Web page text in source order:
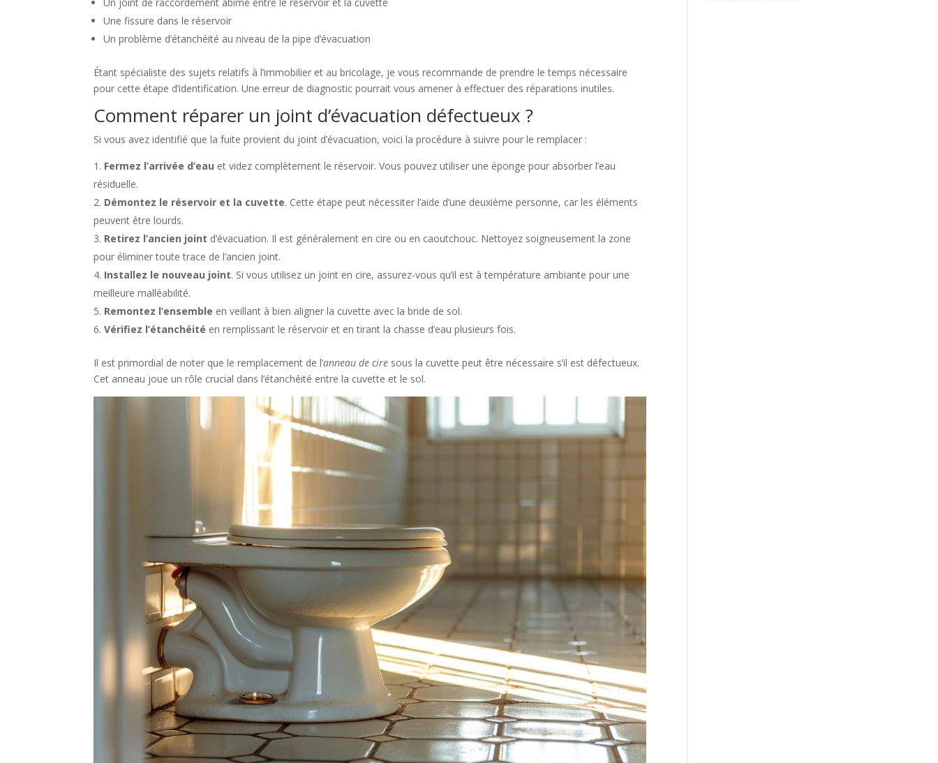
Une fissure dans le réservoir
Un problème d’étanchéité au niveau de la pipe d’évacuation
Étant spécialiste des sujets relatifs à l’immobilier et au bricolage, je vous recommande de prendre le temps nécessaire
pour cette étape d’identification. Une erreur de diagnostic pourrait vous amener à effectuer des réparations inutiles.
Comment réparer un joint d’évacuation défectueux ?
Si vous avez identifié que la fuite provient du joint d’évacuation, voici la procédure à suivre pour le remplacer :
Fermez l’arrivée d’eau et videz complètement le réservoir. Vous pouvez utiliser une éponge pour absorber l’eau
résiduelle.
Démontez le réservoir et la cuvette. Cette étape peut nécessiter l’aide d’une deuxième personne, car les éléments
peuvent être lourds.
Retirez l’ancien joint d’évacuation. Il est généralement en cire ou en caoutchouc. Nettoyez soigneusement la zone
pour éliminer toute trace de l’ancien joint.
Installez le nouveau joint. Si vous utilisez un joint en cire, assurez-vous qu’il est à température ambiante pour une
meilleure malléabilité.
Remontez l’ensemble en veillant à bien aligner la cuvette avec la bride de sol.
Vérifiez l’étanchéité en remplissant le réservoir et en tirant la chasse d’eau plusieurs fois.
Il est primordial de noter que le remplacement de l’anneau de cire sous la cuvette peut être nécessaire s’il est défectueux.
Cet anneau joue un rôle crucial dans l’étanchéité entre la cuvette et le sol.